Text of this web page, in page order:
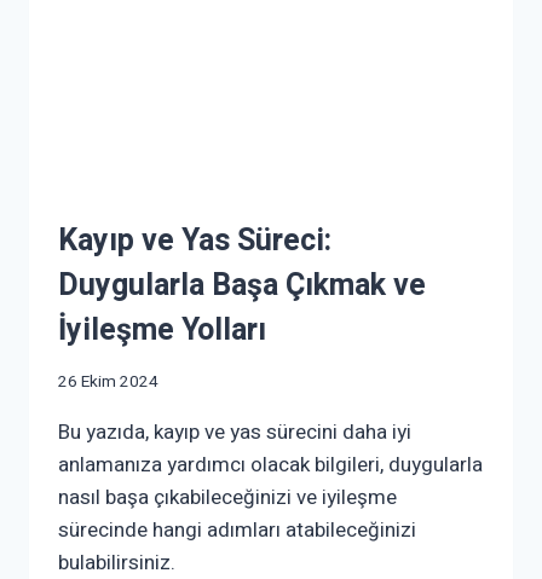
Kayıp ve Yas Süreci:
Duygularla Başa Çıkmak ve
İyileşme Yolları
26 Ekim 2024
Bu yazıda, kayıp ve yas sürecini daha iyi
anlamanıza yardımcı olacak bilgileri, duygularla
nasıl başa çıkabileceğinizi ve iyileşme
sürecinde hangi adımları atabileceğinizi
bulabilirsiniz.